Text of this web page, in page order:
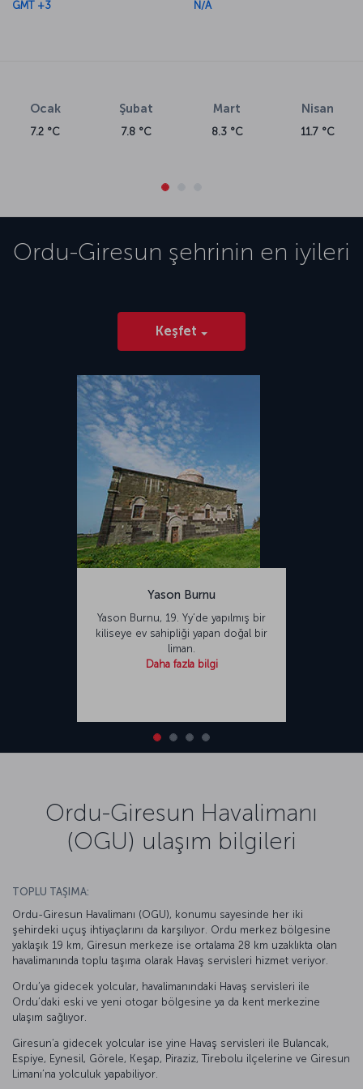
GMT +3
N/A
Ocak
7.2 °C
Şubat
7.8 °C
Mart
8.3 °C
Nisan
11.7 °C
Ordu-Giresun şehrinin en iyileri
Keşfet
Yason Burnu
Yason Burnu, 19. Yy’de yapılmış bir
kiliseye ev sahipliği yapan doğal bir
liman.
Daha fazla bilgi
Ordu-Giresun Havalimanı
(OGU) ulaşım bilgileri
TOPLU TAŞIMA:
Ordu-Giresun Havalimanı (OGU), konumu sayesinde her iki
şehirdeki uçuş ihtiyaçlarını da karşılıyor. Ordu merkez bölgesine
yaklaşık 19 km, Giresun merkeze ise ortalama 28 km uzaklıkta olan
havalimanında toplu taşıma olarak Havaş servisleri hizmet veriyor.
Ordu’ya gidecek yolcular, havalimanındaki Havaş servisleri ile
Ordu’daki eski ve yeni otogar bölgesine ya da kent merkezine
ulaşım sağlıyor.
Giresun’a gidecek yolcular ise yine Havaş servisleri ile Bulancak,
Espiye, Eynesil, Görele, Keşap, Piraziz, Tirebolu ilçelerine ve Giresun
Limanı’na yolculuk yapabiliyor.